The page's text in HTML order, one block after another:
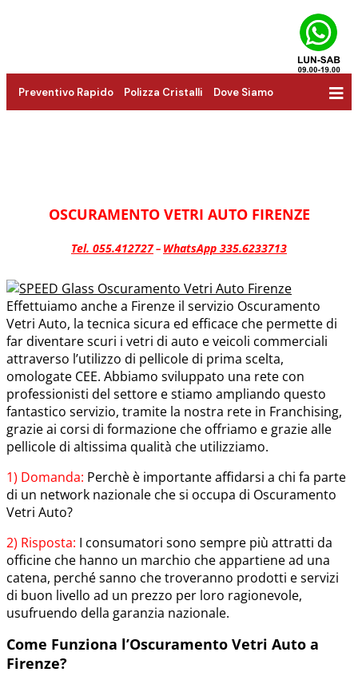
Preventivo Rapido Polizza Cristalli Dove Siamo
OSCURAMENTO VETRI AUTO FIRENZE
Tel. 055.412727– WhatsApp 335.6233713
Effettuiamo anche a Firenze il servizio Oscuramento
Vetri Auto, la tecnica sicura ed efficace che permette di
far diventare scuri i vetri di auto e veicoli commerciali
attraverso l’utilizzo di pellicole di prima scelta,
omologate CEE. Abbiamo sviluppato una rete con
professionisti del settore e stiamo ampliando questo
fantastico servizio, tramite la nostra rete in Franchising,
grazie ai corsi di formazione che offriamo e grazie alle
pellicole di altissima qualità che utilizziamo.
1) Domanda: Perchè è importante affidarsi a chi fa parte
di un network nazionale che si occupa di Oscuramento
Vetri Auto?
2) Risposta: I consumatori sono sempre più attratti da
officine che hanno un marchio che appartiene ad una
catena, perché sanno che troveranno prodotti e servizi
di buon livello ad un prezzo per loro ragionevole,
usufruendo della garanzia nazionale.
Come Funziona l’Oscuramento Vetri Auto a
Firenze?